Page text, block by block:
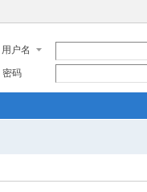
用户名
密码